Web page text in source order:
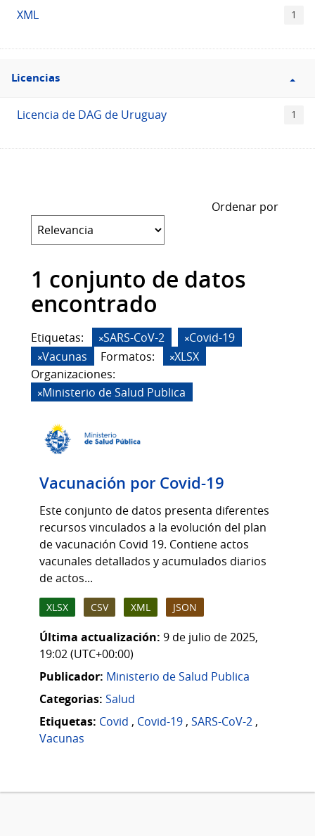
XML 1
Filtro
Licencias
Licencias
Licencia de DAG de Uruguay 1
Ordenar por
1 conjunto de datos
encontrado
Etiquetas: SARS-CoV-2
Covid-19
Vacunas
Formatos:
XLSX
Organizaciones:
Ministerio de Salud Publica
Vacunación por Covid-19
Este conjunto de datos presenta diferentes
recursos vinculados a la evolución del plan
de vacunación Covid 19. Contiene actos
vacunales detallados y acumulados diarios
de actos...
XLSX CSV XML JSON
Última actualización: 9 de julio de 2025,
19:02 (UTC+00:00)
Publicador: Ministerio de Salud Publica
Categorias: Salud
Etiquetas: Covid , Covid-19 , SARS-CoV-2 ,
Vacunas